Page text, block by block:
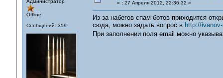
Администратор
Offline
Сообщений: 359
« :27 Апреля 2012, 22:36:32 »
Из-за набегов спам-ботов приходится
сюда, можно задать вопрос в http://
При заполнении поля email можно